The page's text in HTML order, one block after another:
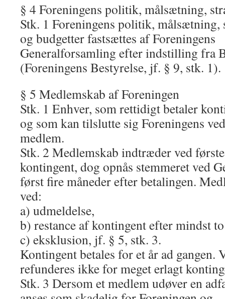
§ 4 Foreningens politik, målsætning,
Stk. 1 Foreningens politik, målsætning,
og budgetter fastsættes af Foreningens
Generalforsamling efter indstilling fra
(Foreningens Bestyrelse, jf. § 9, stk. 1).
§ 5 Medlemskab af Foreningen
Stk. 1 Enhver, som rettidigt betaler
og som kan tilslutte sig Foreningens
medlem.
Stk. 2 Medlemskab indtræder ved
kontingent, dog opnås stemmeret ved
først fire måneder efter betalingen.
ved:
a) udmeldelse,
b) restance af kontingent efter mindst
c) eksklusion, jf. § 5, stk. 3.
Kontingent betales for et år ad gangen.
refunderes ikke for meget erlagt
Stk. 3 Dersom et medlem udøver en